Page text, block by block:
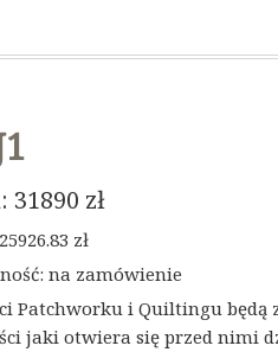
31890 zł
25926.83 zł
na zamówienie
Patchworku i Quiltingu będą
jaki otwiera się przed nimi